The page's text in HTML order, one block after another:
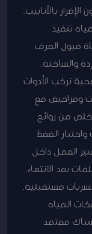
بالأنابيب.
تنفيذ
ميول الصرف
والساخنة.
نركب الأدوات
ومراحيض مع
من روائح
الضغط
العمل داخل
بعد الانتهاء.
مستقبلية.
المياه
سباك معتمد